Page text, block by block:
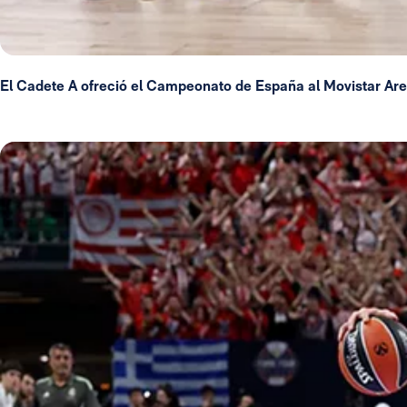
El Cadete A ofreció el Campeonato de España al Movistar